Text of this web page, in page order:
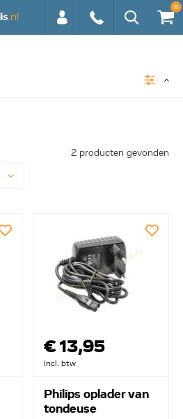
0
2 producten gevonden
€ 13,95
Incl. btw
Philips oplader van
tondeuse